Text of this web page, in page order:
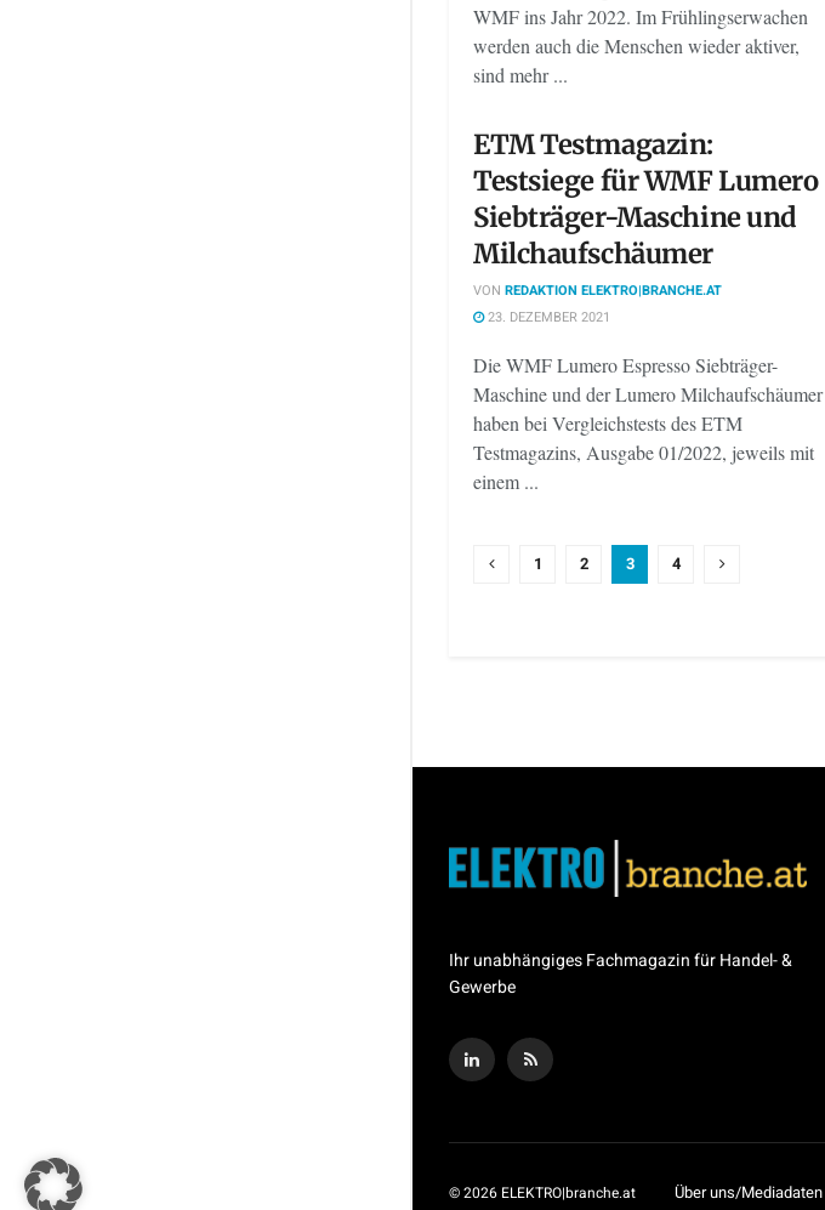
WMF ins Jahr 2022. Im Frühlingserwachen
werden auch die Menschen wieder aktiver,
sind mehr ...
ETM Testmagazin:
Testsiege für WMF Lumero
Siebträger-Maschine und
Milchaufschäumer
VON REDAKTION ELEKTRO|BRANCHE.AT
23. DEZEMBER 2021
Die WMF Lumero Espresso Siebträger-
Maschine und der Lumero Milchaufschäumer
haben bei Vergleichstests des ETM
Testmagazins, Ausgabe 01/2022, jeweils mit
einem ...
1 2 3 4
Ihr unabhängiges Fachmagazin für Handel- &
Gewerbe
Über uns/Mediadaten
© 2026 ELEKTRO|branche.at